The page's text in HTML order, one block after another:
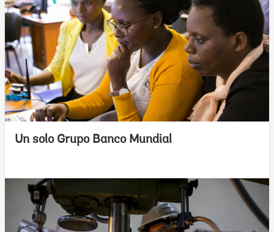
Un solo Grupo Banco Mundial